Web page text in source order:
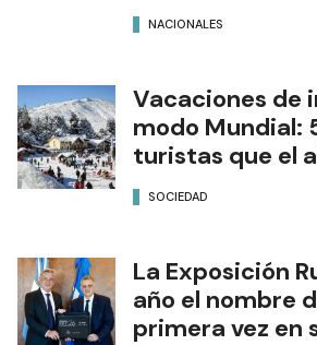
NACIONALES
Vacaciones de
modo Mundial:
turistas que el
SOCIEDAD
La Exposición
año el nombre
primera vez en